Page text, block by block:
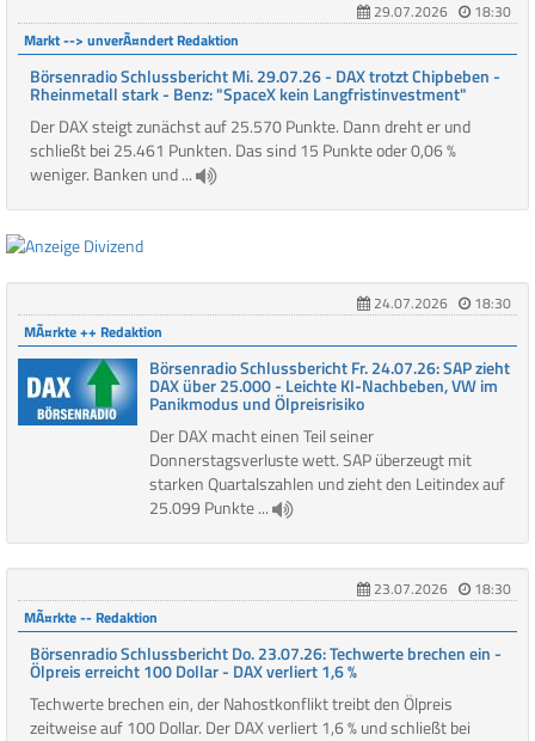
29.07.2026
18:30
Markt --> unverÃ¤ndert Redaktion
Börsenradio Schlussbericht Mi. 29.07.26 - DAX trotzt Chipbeben -
Rheinmetall stark - Benz: "SpaceX kein Langfristinvestment"
Der DAX steigt zunächst auf 25.570 Punkte. Dann dreht er und
schließt bei 25.461 Punkten. Das sind 15 Punkte oder 0,06 %
weniger. Banken und ...
24.07.2026
18:30
MÃ¤rkte ++ Redaktion
Börsenradio Schlussbericht Fr. 24.07.26: SAP zieht
DAX über 25.000 - Leichte KI-Nachbeben, VW im
Panikmodus und Ölpreisrisiko
Der DAX macht einen Teil seiner
Donnerstagsverluste wett. SAP überzeugt mit
starken Quartalszahlen und zieht den Leitindex auf
25.099 Punkte ...
23.07.2026
18:30
MÃ¤rkte -- Redaktion
Börsenradio Schlussbericht Do. 23.07.26: Techwerte brechen ein -
Ölpreis erreicht 100 Dollar - DAX verliert 1,6 %
Techwerte brechen ein, der Nahostkonflikt treibt den Ölpreis
zeitweise auf 100 Dollar. Der DAX verliert 1,6 % und schließt bei